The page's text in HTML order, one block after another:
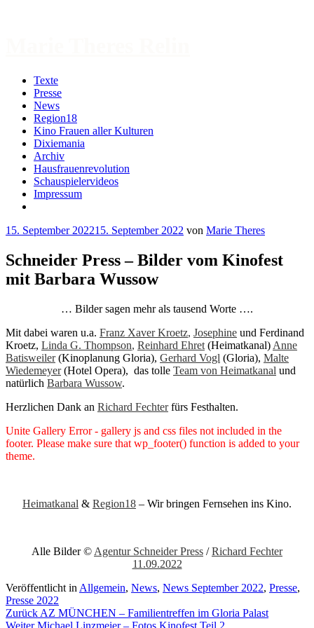
Texte
Presse
News
Region18
Kino Frauen aller Kulturen
Dixiemania
Archiv
Hausfrauenrevolution
Schauspielervideos
Impressum
15. September 202215. September 2022 von Marie Theres
Schneider Press – Bilder vom Kinofest
mit Barbara Wussow
… Bilder sagen mehr als tausend Worte ….
Mit dabei waren u.a. Franz Xaver Kroetz, Josephine und Ferdinand
Kroetz, Linda G. Thompson, Reinhard Ehret (Heimatkanal) Anne
Batisweiler(Kinoplanung Gloria), Gerhard Vogl (Gloria), Malte
Wiedemeyer(Hotel Opera), das tolle Team von Heimatkanal und
natürlich Barbara Wussow.
Herzlichen Dank an Richard Fechterfürs Festhalten.
Unite Gallery Error - gallery js and css files not included in the
footer. Please make sure that wp_footer() function is added to your
theme.
Heimatkanal & Region18 – Wir bringen Fernsehen ins Kino.
Alle Bilder © Agentur Schneider Press /Richard Fechter
11.09.2022
Veröffentlicht in Allgemein, News, News September 2022, Presse,
Presse 2022
Beitragsnavigation
Zurück AZ MÜNCHEN – Familientreffen im Gloria Palast
WeiterMichael Linzmeier – Fotos Kinofest Teil 2